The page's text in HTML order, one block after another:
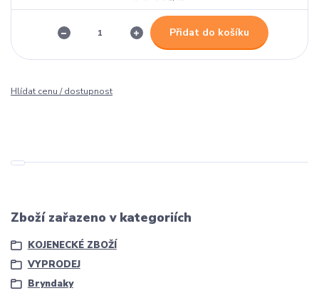
Přidat do košíku
Hlídat cenu / dostupnost
Zboží zařazeno v kategoriích
KOJENECKÉ ZBOŽÍ
VYPRODEJ
Bryndaky